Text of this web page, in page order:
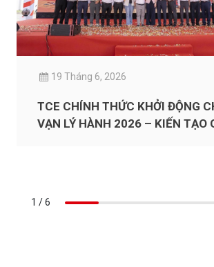
19 Tháng 6, 2026
TCE CHÍNH THỨC KHỞI ĐỘNG
VẠN LÝ HÀNH 2026 – KIẾN TẠO
1 /6